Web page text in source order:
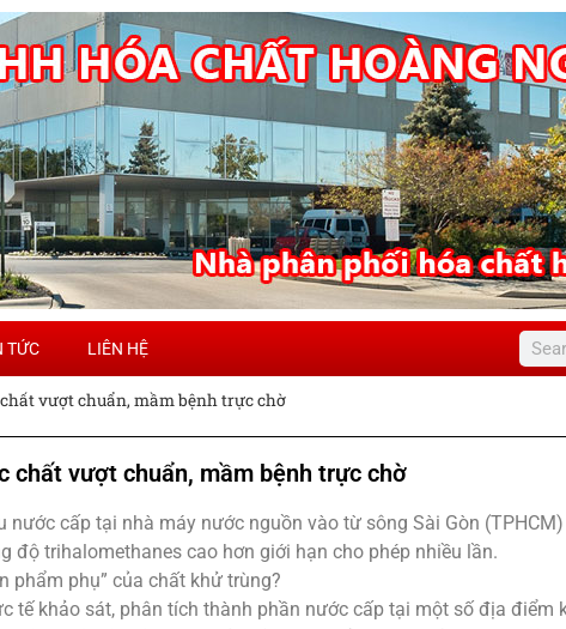
TỨC LIÊN HỆ
vượt chuẩn, mầm bệnh trực chờ
chất vượt chuẩn, mầm bệnh trực chờ
nước cấp tại nhà máy nước nguồn vào từ sông Sài Gòn
độ trihalomethanes cao hơn giới hạn cho phép nhiều lần.
phẩm phụ” của chất khử trùng?
tế khảo sát, phân tích thành phần nước cấp tại một số địa điểm